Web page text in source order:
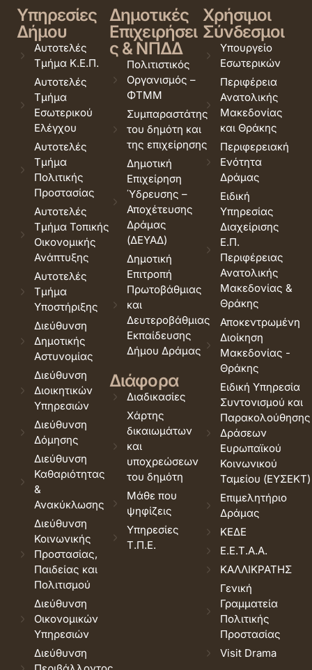
Υπηρεσίες
Δήμου
Αυτοτελές
Τμήμα Κ.Ε.Π.
Αυτοτελές
Τμήμα
Εσωτερικού
Ελέγχου
Αυτοτελές
Τμήμα
Πολιτικής
Προστασίας
Αυτοτελές
Τμήμα Τοπικής
Οικονομικής
Ανάπτυξης
Αυτοτελές
Τμήμα
Υποστήριξης
Διεύθυνση
Δημοτικής
Αστυνομίας
Διεύθυνση
Διοικητικών
Υπηρεσιών
Διεύθυνση
Δόμησης
Διεύθυνση
Καθαριότητας
&
Ανακύκλωσης
Διεύθυνση
Κοινωνικής
Προστασίας,
Παιδείας και
Πολιτισμού
Διεύθυνση
Οικονομικών
Υπηρεσιών
Διεύθυνση
Δημοτικές
Επιχειρήσει
ς & ΝΠΔΔ
Πολιτιστικός
Οργανισμός –
ΦΤΜΜ
Συμπαραστάτης
του δημότη και
της επιχείρησης
Δημοτική
Επιχείρηση
Ύδρευσης –
Αποχέτευσης
Δράμας
(ΔΕΥΑΔ)
Δημοτική
Επιτροπή
Πρωτοβάθμιας
και
Δευτεροβάθμιας
Εκπαίδευσης
Δήμου Δράμας
Διάφορα
Διαδικασίες
Χάρτης
δικαιωμάτων
και
υποχρεώσεων
του δημότη
Μάθε που
ψηφίζεις
Υπηρεσίες
Τ.Π.Ε.
Χρήσιμοι
Σύνδεσμοι
Υπουργείο
Εσωτερικών
Περιφέρεια
Ανατολικής
Μακεδονίας
και Θράκης
Περιφερειακή
Ενότητα
Δράμας
Ειδική
Υπηρεσίας
Διαχείρισης
Ε.Π.
Περιφέρειας
Ανατολικής
Μακεδονίας &
Θράκης
Αποκεντρωμένη
Διοίκηση
Μακεδονίας -
Θράκης
Ειδική Υπηρεσία
Συντονισμού και
Παρακολούθησης
Δράσεων
Ευρωπαϊκού
Κοινωνικού
Ταμείου (ΕΥΣΕΚΤ)
Επιμελητήριο
Δράμας
ΚΕΔΕ
Ε.Ε.Τ.Α.Α.
ΚΑΛΛΙΚΡΑΤΗΣ
Γενική
Γραμματεία
Πολιτικής
Προστασίας
Visit Drama